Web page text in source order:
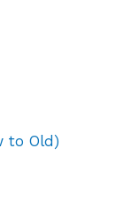
to Old)